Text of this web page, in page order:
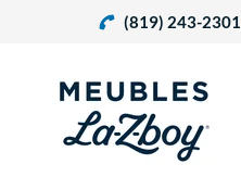
(819) 243-2301